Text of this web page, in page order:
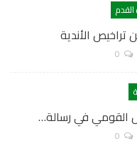
القدم
الأندية
القومي في رسالة…